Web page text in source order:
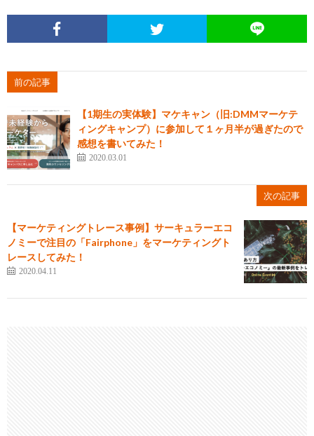
前の記事
【1期生の実体験】マケキャン（旧:DMMマーケテ
ィングキャンプ）に参加して１ヶ月半が過ぎたので
感想を書いてみた！
2020.03.01
次の記事
【マーケティングトレース事例】サーキュラーエコ
ノミーで注目の「Fairphone」をマーケティングト
レースしてみた！
2020.04.11